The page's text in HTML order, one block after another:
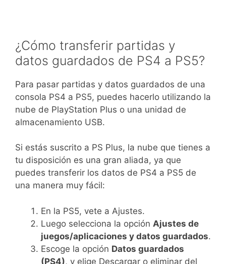
¿Cómo transferir partidas y
datos guardados de PS4 a PS5?
Para pasar partidas y datos guardados de una
consola PS4 a PS5, puedes hacerlo utilizando la
nube de PlayStation Plus o una unidad de
almacenamiento USB.
Si estás suscrito a PS Plus, la nube que tienes a
tu disposición es una gran aliada, ya que
puedes transferir los datos de PS4 a PS5 de
una manera muy fácil:
En la PS5, vete a Ajustes.
Luego selecciona la opción Ajustes de
juegos/aplicaciones y datos guardados.
Escoge la opción Datos guardados
(PS4), y elige Descargar o eliminar del